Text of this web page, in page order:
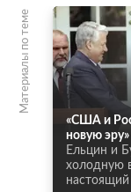
Материалы по теме
«США и
новую эру»
Ельцин и
холодную